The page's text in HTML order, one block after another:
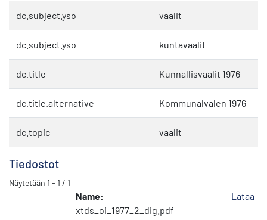
dc.subject.yso vaalit
dc.subject.yso kuntavaalit
dc.title Kunnallisvaalit 1976
dc.title.alternative Kommunalvalen 1976
dc.topic vaalit
Tiedostot
Näytetään 1 - 1 / 1
Name:
xtds_oi_1977_2_dig.pdf
Lataa